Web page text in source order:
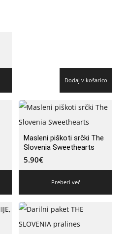
Dodaj v košarico
Masleni piškoti srčki The
Slovenia Sweethearts
5.90€
Preberi več